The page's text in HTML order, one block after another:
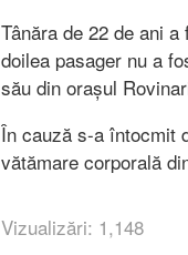
Tânăra de 22 de ani
doilea pasager nu a
său din orașul
În cauză s-a întocmit
vătămare corporală
Vizualizări: 1,148